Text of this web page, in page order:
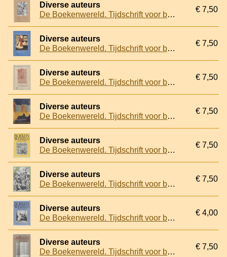
Diverse auteurs
De Boekenwereld. Tijdschrift voor boek en prent - Jaargang 18 (5 nummers, compleet)
€ 7,50
Diverse auteurs
De Boekenwereld. Tijdschrift voor boek en prent - Jaargang 20 (5 nummers, compleet)
€ 7,50
Diverse auteurs
De Boekenwereld. Tijdschrift voor boek en prent - Jaargang 24 (5 nummers, compleet)
€ 7,50
Diverse auteurs
De Boekenwereld. Tijdschrift voor boek en prent - Jaargang 28 (5 nummers, compleet)
€ 7,50
Diverse auteurs
De Boekenwereld. Tijdschrift voor boek en prent - Jaargang 4 (5 nummers, compleet)
€ 7,50
Diverse auteurs
De Boekenwereld. Tijdschrift voor boek en prent - Jaargang 5 (5 nummers, compleet)
€ 7,50
Diverse auteurs
De Boekenwereld. Tijdschrift voor boek en prent - Jaargang 5 (nummer 5)
€ 4,00
Diverse auteurs
De Boekenwereld. Tijdschrift voor boek en prent - Jaargang 9 (5 nummers, compleet)
€ 7,50